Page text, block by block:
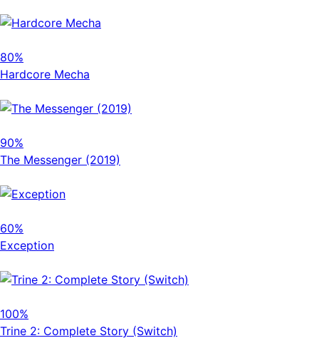
80%
Hardcore Mecha
90%
The Messenger (2019)
60%
Exception
100%
Trine 2: Complete Story (Switch)